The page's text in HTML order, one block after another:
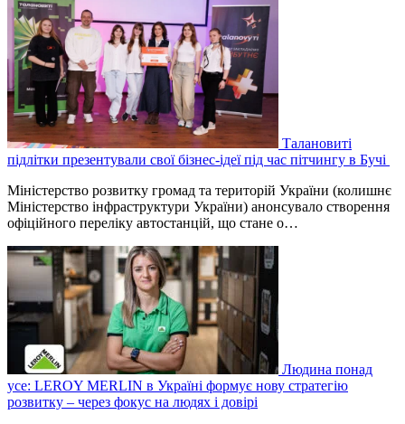
Талановиті
підлітки презентували свої бізнес-ідеї під час пітчингу в Бучі
Міністерство розвитку громад та територій України (колишнє
Міністерство інфраструктури України) анонсувало створення
офіційного переліку автостанцій, що стане о…
Людина понад
усе: LEROY MERLIN в Україні формує нову стратегію
розвитку – через фокус на людях і довірі